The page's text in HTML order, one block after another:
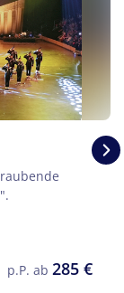
p.P. ab 285 €